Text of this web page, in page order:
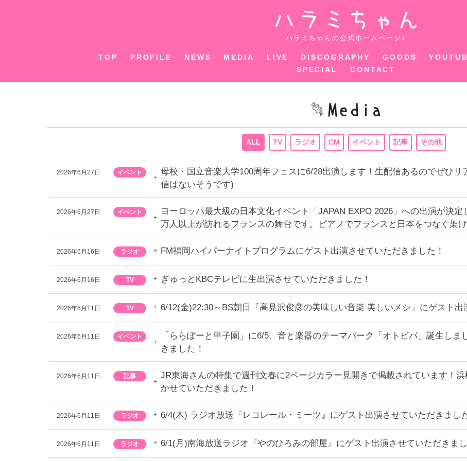
ハラミちゃん
ハラミちゃんの公式ホームページ♪
TOP PROFILE NEWS MEDIA LIVE DISCOGRAPHY GOODS
SPECIAL
CONTACT
ALL TV ラジオ CM イベント 記事 その他
2026年6月27日 イベント 母校・国立音楽大学100周年フェスに6/28出演します！生配信あるのでぜひリ
信はないそうです)
2026年6月27日 イベント
ヨーロッパ最大級の日本文化イベント「JAPAN EXPO 2026」への出演が決
万人以上が訪れるフランスの舞台です。ピアノでフランスと日本をつなぐ架
2026年6月16日 ラジオ FM福岡ハイパーナイトプログラムにゲスト出演させていただきました！
2026年6月16日 TV ぎゅっとKBCテレビに生出演させていただきました！
2026年6月11日 TV 6/12(金)22:30～BS朝日『高見沢俊彦の美味しい音楽 美しいメシ』にゲスト出
2026年6月11日 イベント
「ららぽーと甲子園」に6/5、音と楽器のテーマパーク「オトビバ」誕生し
きました！
2026年6月11日 記事
JR東海さんの特集で週刊文春に2ページカラー見開きで掲載されています！
かせていただきました！
2026年6月11日 ラジオ 6/4(木) ラジオ放送『レコレール・ミーツ』にゲスト出演させていただきまし
2026年6月11日 ラジオ 6/1(月)南海放送ラジオ『やのひろみの部屋』にゲスト出演させていただきまし